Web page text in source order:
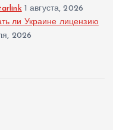
1 августа, 2026
ли Украине лицензию
2026